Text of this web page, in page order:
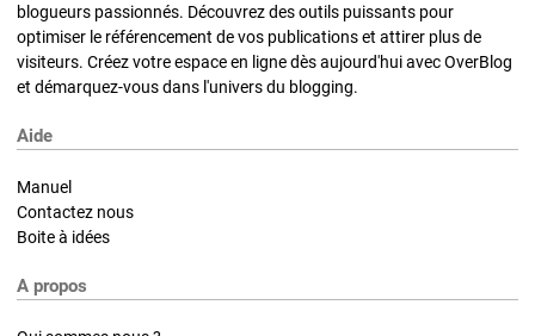
blogueurs passionnés. Découvrez des outils puissants pour
optimiser le référencement de vos publications et attirer plus de
visiteurs. Créez votre espace en ligne dès aujourd'hui avec OverBlog
et démarquez-vous dans l'univers du blogging.
Aide
Manuel
Contactez nous
Boite à idées
A propos